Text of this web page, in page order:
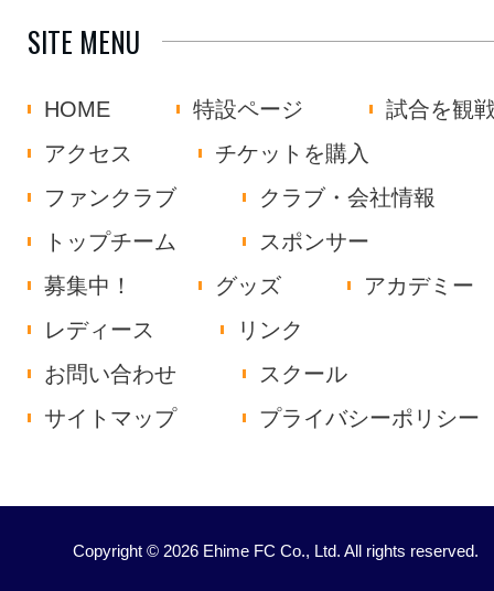
SITE MENU
HOME 特設ページ
試合を観
アクセス
チケットを購入
ファンクラブ
クラブ・会社情報
トップチーム
スポンサー
募集中！
グッズ
アカデミー
レディース
リンク
お問い合わせ
スクール
サイトマップ
プライバシーポリシー
Copyright © 2026 Ehime FC Co., Ltd. All rights reserved.